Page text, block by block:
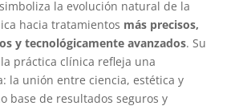
la evolución natural de la
hacia tratamientos más precisos,
y tecnológicamente avanzados. Su
práctica clínica refleja una
la unión entre ciencia, estética y
base de resultados seguros y